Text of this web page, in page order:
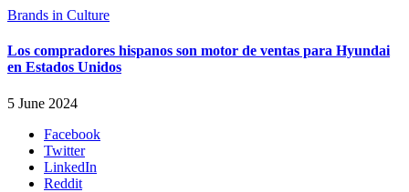
Brands in Culture
Los compradores hispanos son motor de ventas para Hyundai
en Estados Unidos
5 June 2024
Facebook
Twitter
LinkedIn
Reddit